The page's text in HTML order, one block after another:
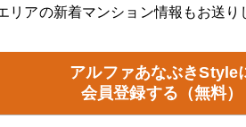
リアの新着マンション情報もお送り
アルファあなぶきStyle
会員登録する（無料）